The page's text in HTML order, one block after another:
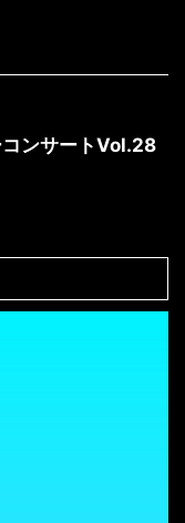
コンサートVol.28